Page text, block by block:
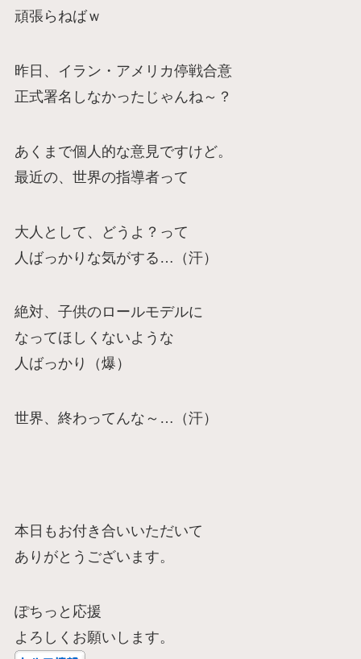
頑張らねばｗ
昨日、イラン・アメリカ停戦合意
正式署名しなかったじゃんね～？
あくまで個人的な意見ですけど。
最近の、世界の指導者って
大人として、どうよ？って
人ばっかりな気がする…（汗）
絶対、子供のロールモデルに
なってほしくないような
人ばっかり（爆）
世界、終わってんな～…（汗）
本日もお付き合いいただいて
ありがとうございます。
ぽちっと応援
よろしくお願いします。